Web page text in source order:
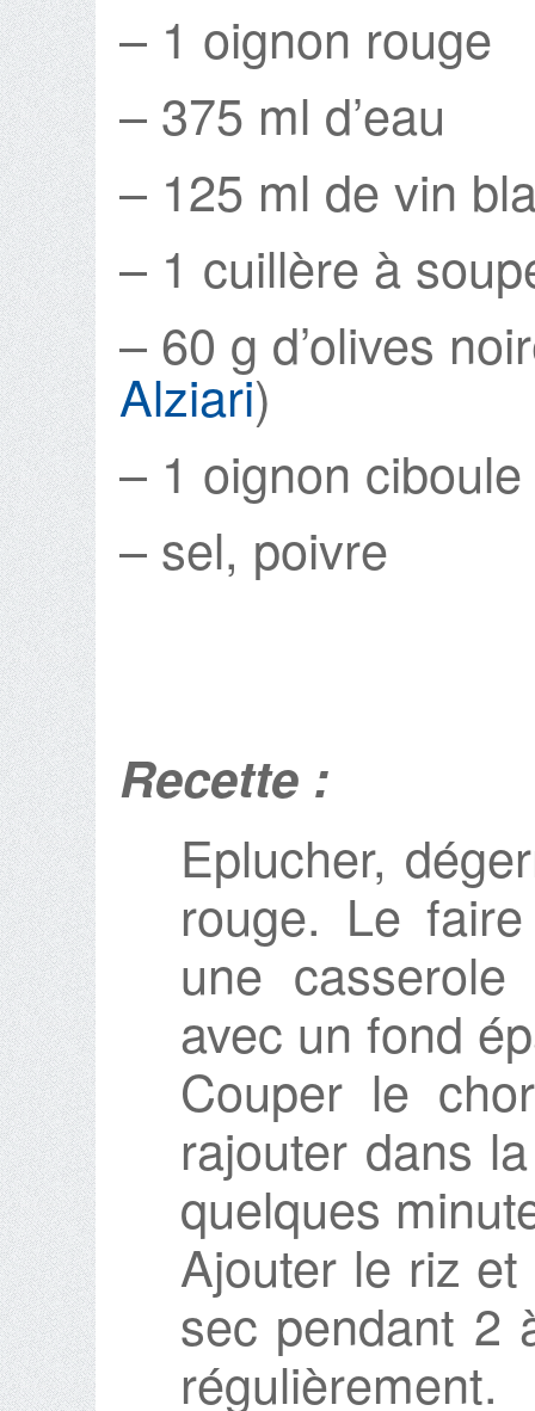
– 1 oignon rouge
– 375 ml d’eau
– 125 ml de vin
– 1 cuillère à
– 60 g d’olives
Alziari)
– 1 oignon ciboule
– sel, poivre
Recette :
Eplucher,
rouge. Le
une
avec un fond
Couper le
rajouter dans
quelques
Ajouter le riz
sec pendant 2
régulièrement.